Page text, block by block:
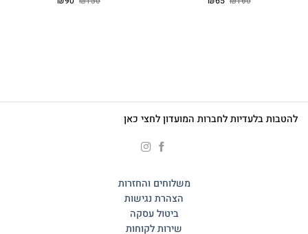
להטבות בלעדיות לחברות המועדון לחצי כאן
משלוחים והחזרות
הצהרת נגישות
ביטול עסקה
שירות לקוחות